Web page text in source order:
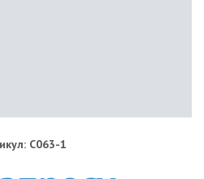
C063-1